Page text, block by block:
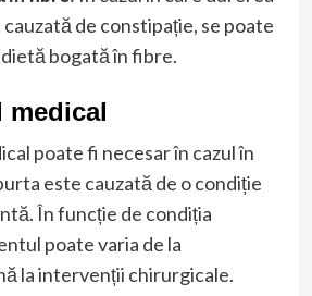
de constipație, se poate
bogată în fibre.
medical
poate fi necesar în cazul în
este cauzată de o condiție
În funcție de condiția
poate varia de la
la intervenții chirurgicale.